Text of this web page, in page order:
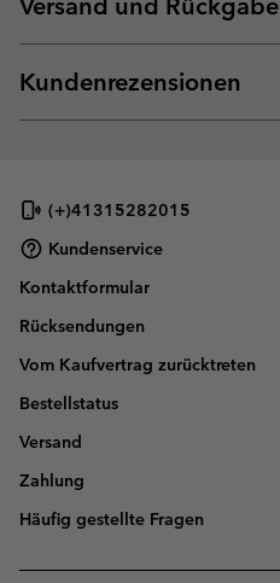
Versand und Rückgabe
Kundenrezensionen
(+)41315282015
Kundenservice
Kontaktformular
Rücksendungen
Vom Kaufvertrag zurücktreten
Bestellstatus
Versand
Zahlung
Häufig gestellte Fragen